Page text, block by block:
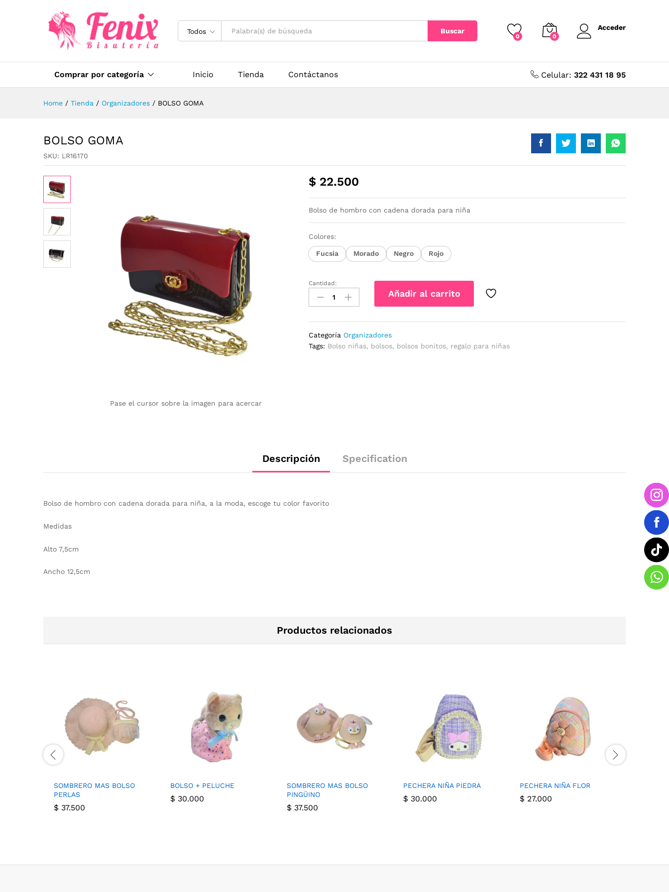
Todos Buscar
0 0
Acceder
Comprar por categoría Inicio Tienda Contáctanos Celular: 322 431 18 95
Home / Tienda / Organizadores / BOLSO GOMA
BOLSO GOMA
SKU: LR16170
Pase el cursor sobre la imagen para acercar
$ 22.500
Bolso de hombro con cadena dorada para niña
Colores:
Fucsia Morado Negro Rojo
BOLSO
GOMA
cantidad
Cantidad:
Añadir al carrito
Categoría Organizadores
Tags: Bolso niñas, bolsos, bolsos bonitos, regalo para niñas
Descripción Specification
Bolso de hombro con cadena dorada para niña, a la moda, escoge tu color favorito
Medidas
Alto 7,5cm
Ancho 12,5cm
Productos relacionados
SOMBRERO MAS BOLSO
PERLAS
$ 37.500
BOLSO + PELUCHE
$ 30.000
SOMBRERO MAS BOLSO
PINGÜINO
$ 37.500
PECHERA NIÑA PIEDRA
$ 30.000
PECHERA NIÑA FLOR
$ 27.000